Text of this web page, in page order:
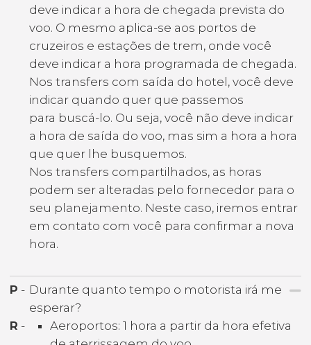
deve indicar a hora de chegada prevista do
voo. O mesmo aplica-se aos portos de
cruzeiros e estações de trem, onde você
deve indicar a hora programada de chegada.
Nos transfers com saída do hotel, você deve
indicar quando quer que passemos
para buscá-lo. Ou seja, você não deve indicar
a hora de saída do voo, mas sim a hora a hora
que quer lhe busquemos.
Nos transfers compartilhados, as horas
podem ser alteradas pelo fornecedor para o
seu planejamento. Neste caso, iremos entrar
em contato com você para confirmar a nova
hora.
P - Durante quanto tempo o motorista irá me
esperar?
R -
Aeroportos: 1 hora a partir da hora efetiva